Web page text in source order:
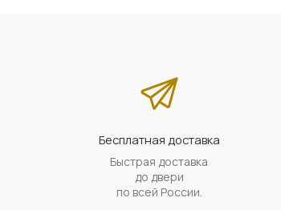
Бесплатная доставка
Быстрая доставка
до двери
по всей России.